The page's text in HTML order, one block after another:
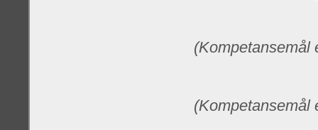
(Kompetansemål
(Kompetansemål